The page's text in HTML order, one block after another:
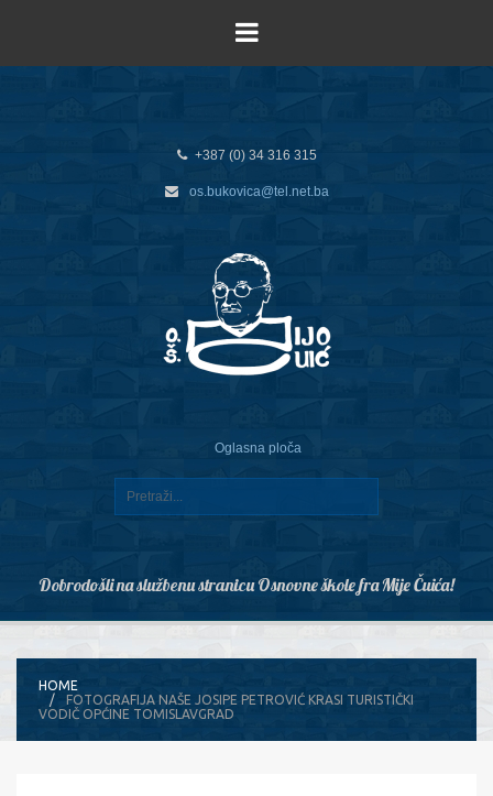
+387 (0) 34 316 315
os.bukovica@tel.net.ba
Oglasna ploča
Dobrodošli na službenu stranicu Osnovne škole fra Mije Čuića!
HOME
FOTOGRAFIJA NAŠE JOSIPE PETROVIĆ KRASI TURISTIČKI
VODIČ OPĆINE TOMISLAVGRAD